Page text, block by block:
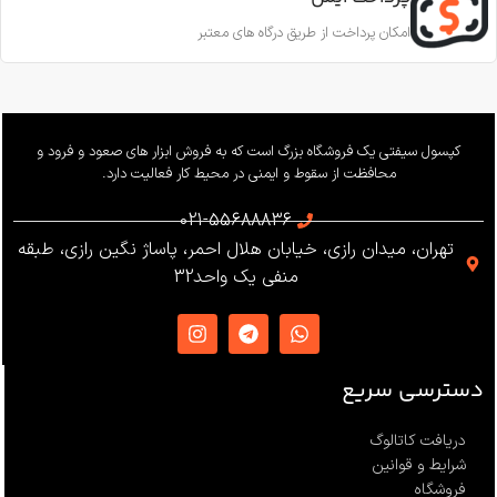
ساخت ترکیه
11.5 تا 10.5 میلی‌متر
وزن 655 گرم
استاندارد
EN12841 ،EN341 ،ANSI Z359
،NFPA1983
ساخت
امکان پرداخت از طریق درگاه های معتبر
کپسول سیفتی یک فروشگاه بزرگ است که به فروش ابزار های صعود و فرود و
محافظت از سقوط و ایمنی در محیط کار فعالیت دارد.
021-55688836
تهران، میدان رازی، خیابان هلال احمر، پاساژ نگین رازی، طبقه
منفی یک واحد32
دسترسی سریع
دریافت کاتالوگ
شرایط و قوانین
فروشگاه